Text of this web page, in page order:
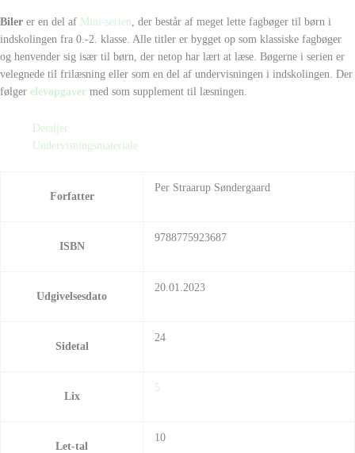
Biler er en del af Mini-serien, der består af meget lette fagbøger til børn i
indskolingen fra 0.-2. klasse. Alle titler er bygget op som klassiske fagbøger
og henvender sig især til børn, der netop har lært at læse. Bøgerne i serien er
velegnede til frilæsning eller som en del af undervisningen i indskolingen. Der
følger elevopgaver med som supplement til læsningen.
Detaljer
Undervisningsmateriale
Forfatter
Per Straarup Søndergaard
ISBN
9788775923687
Udgivelsesdato
20.01.2023
Sidetal
24
Lix
5
Let-tal
10